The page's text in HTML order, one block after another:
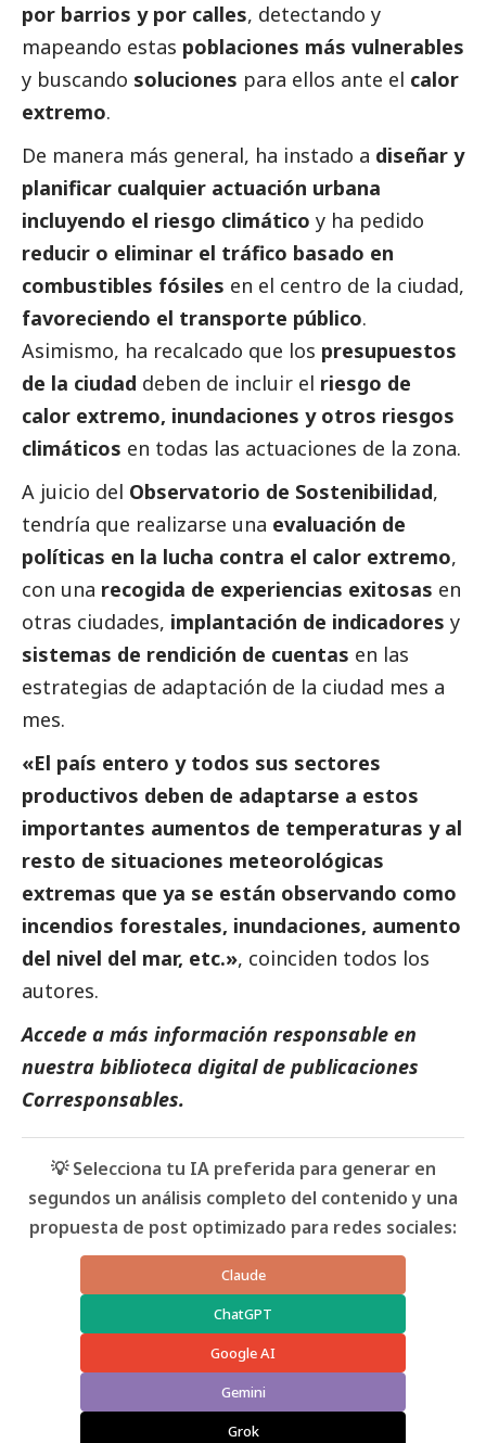
por barrios y por calles, detectando y
mapeando estas poblaciones más vulnerables
y buscando soluciones para ellos ante el calor
extremo.
De manera más general, ha instado a diseñar y
planificar cualquier actuación urbana
incluyendo el riesgo climático y ha pedido
reducir o eliminar el tráfico basado en
combustibles fósiles en el centro de la ciudad,
favoreciendo el transporte público.
Asimismo, ha recalcado que los presupuestos
de la ciudad deben de incluir el riesgo de
calor extremo, inundaciones y otros riesgos
climáticos en todas las actuaciones de la zona.
A juicio del Observatorio de Sostenibilidad,
tendría que realizarse una evaluación de
políticas en la lucha contra el calor extremo,
con una recogida de experiencias exitosas en
otras ciudades, implantación de indicadores y
sistemas de rendición de cuentas en las
estrategias de adaptación de la ciudad mes a
mes.
«El país entero y todos sus sectores
productivos deben de adaptarse a estos
importantes aumentos de temperaturas y al
resto de situaciones meteorológicas
extremas que ya se están observando como
incendios forestales, inundaciones, aumento
del nivel del mar, etc.», coinciden todos los
autores.
Accede a más información responsable en
nuestra biblioteca digital de publicaciones
Corresponsables.
💡 Selecciona tu IA preferida para generar en
segundos un análisis completo del contenido y una
propuesta de post optimizado para redes sociales:
Claude
ChatGPT
Google AI
Gemini
Grok